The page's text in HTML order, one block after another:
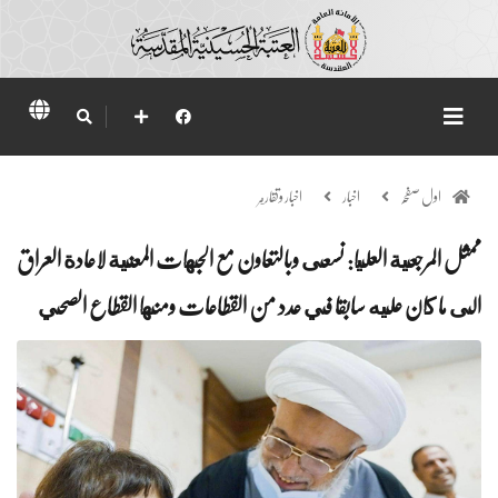
اول صفحہ اخبار اخبار وتقارير
ممثل المرجعية العليا: نسعى وبالتعاون مع الجهات المعنية لاعادة العراق
الى ما كان عليه سابقا في عدد من القطاعات ومنها القطاع الصحي